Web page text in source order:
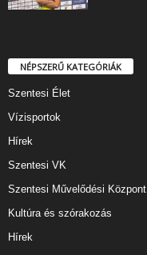
NÉPSZERŰ KATEGÓRIÁK
Szentesi Élet
Vízisportok
Hírek
Szentesi VK
Szentesi Művelődési Központ
Kultúra és szórakozás
Hírek